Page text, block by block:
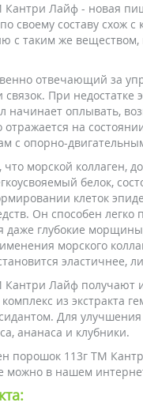
Кантри Лайф - новая
своему составу схож
с таким же
отвечающий за
связок. При
начинает оплывать,
отражается на
с опорно-
морской коллаген,
белок,
клеток
Он способен
даже глубокие
морского
Лайф получают
из экстракта
Для улучшения
ананаса и клубники.
порошок 113г ТМ
можно в нашем